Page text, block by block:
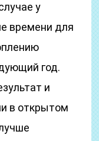
у
времени для
год.
и
в открытом